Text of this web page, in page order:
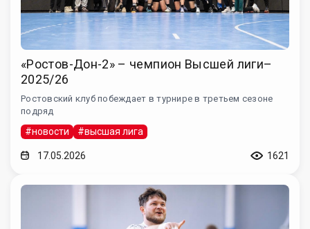
«Ростов-Дон-2» – чемпион Высшей лиги–
2025/26
Ростовский клуб побеждает в турнире в третьем сезоне
подряд
#новости #высшая лига
17.05.2026 1621